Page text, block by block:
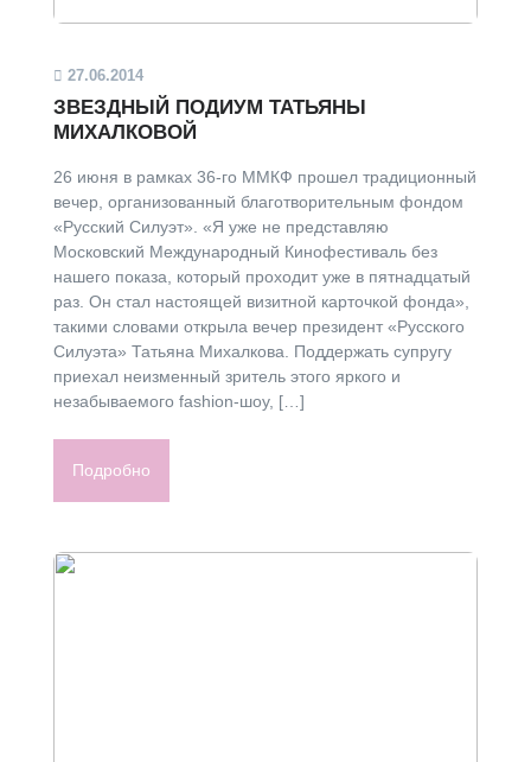
27.06.2014
ЗВЕЗДНЫЙ ПОДИУМ ТАТЬЯНЫ
МИХАЛКОВОЙ
26 июня в рамках 36-го ММКФ прошел традиционный
вечер, организованный благотворительным фондом
«Русский Силуэт». «Я уже не представляю
Московский Международный Кинофестиваль без
нашего показа, который проходит уже в пятнадцатый
раз. Он стал настоящей визитной карточкой фонда»,
такими словами открыла вечер президент «Русского
Силуэта» Татьяна Михалкова. Поддержать супругу
приехал неизменный зритель этого яркого и
незабываемого fashion-шоу, […]
Подробно